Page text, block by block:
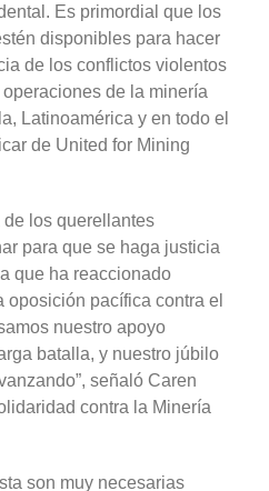
Es primordial que los
disponibles para hacer
de los conflictos violentos
de la minería
Latinoamérica y en todo el
de United for Mining
de los querellantes
para que se haga justicia
que ha reaccionado
pacífica contra el
nuestro apoyo
batalla, y nuestro júbilo
señaló Caren
contra la Minería
son muy necesarias